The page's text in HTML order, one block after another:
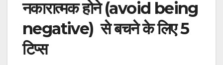
नकारात्मक होने (avoid being
negative) से बचने के लिए 5
टिप्स